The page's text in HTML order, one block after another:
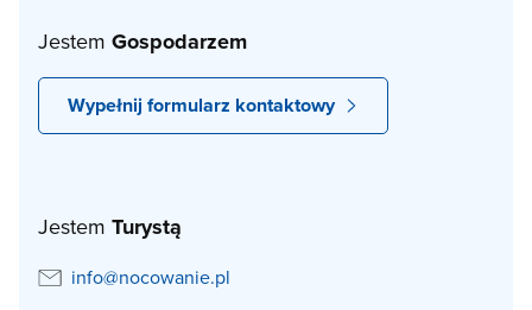
Jestem Gospodarzem
Wypełnij formularz kontaktowy
Jestem Turystą
info@nocowanie.pl